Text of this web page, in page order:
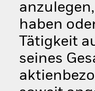
haben
Tätigkeit
seines